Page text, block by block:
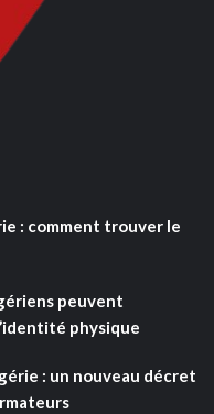
: comment trouver le
peuvent
physique
: un nouveau décret